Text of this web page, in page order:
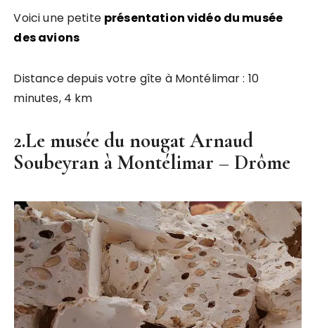
Voici une petite présentation vidéo du musée
des avions
Distance depuis votre gîte à Montélimar : 10
minutes, 4 km
2.Le musée du nougat Arnaud
Soubeyran à Montélimar – Drôme